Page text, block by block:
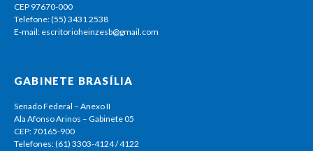
CEP 97670-000
Telefone: (55) 3431 2538
E-mail: escritorioheinzesb@gmail.com
GABINETE BRASÍLIA
Senado Federal – Anexo II
Ala Afonso Arinos – Gabinete 05
CEP: 70165-900
Telefones: (61) 3303-4124 / 4122